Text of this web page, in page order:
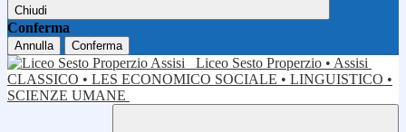
Chiudi
Conferma
Annulla Conferma
Liceo Sesto Properzio • Assisi
CLASSICO • LES ECONOMICO SOCIALE • LINGUISTICO •
SCIENZE UMANE